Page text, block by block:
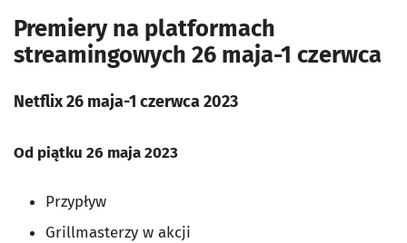
Premiery na platformach
streamingowych 26 maja-1 czerwca
Netflix 26 maja-1 czerwca 2023
Od piątku 26 maja 2023
Przypływ
Grillmasterzy w akcji